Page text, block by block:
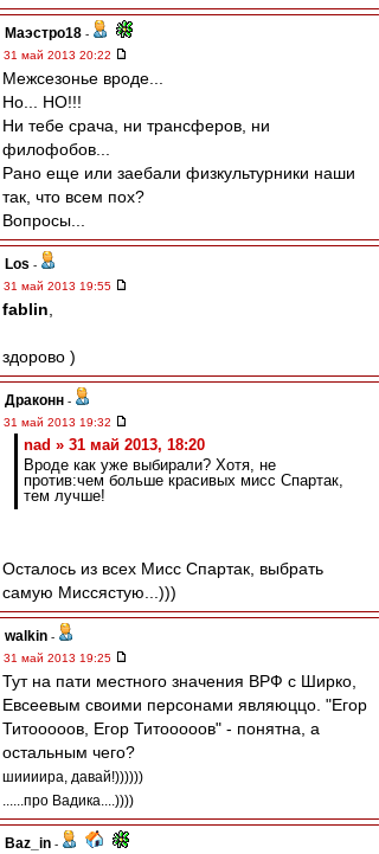
Маэстро18 -
31 май 2013 20:22
Межсезонье вроде...
Но... НО!!!
Ни тебе срача, ни трансферов, ни
филофобов...
Рано еще или заебали физкультурники наши
так, что всем пох?
Вопросы...
Los -
31 май 2013 19:55
fablin
здорово )
Драконн -
31 май 2013 19:32
nad » 31 май 2013, 18:20
Вроде как уже выбирали? Хотя, не
против:чем больше красивых мисс Спартак,
тем лучше!
Осталось из всех Мисс Спартак, выбрать
самую Миссястую...)))
walkin -
31 май 2013 19:25
Тут на пати местного значения ВРФ с Ширко,
Евсеевым своими персонами являюццо. "Егор
Титооооов, Егор Титооооов" - понятна, а
остальным чего?
шиииира, давай!))))))
......про Вадика....))))
Baz_in -